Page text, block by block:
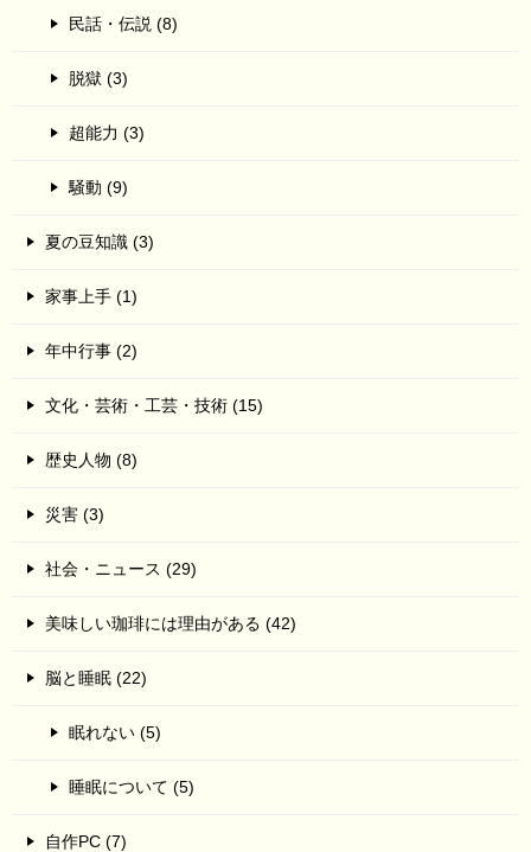
民話・伝説 (8)
脱獄 (3)
超能力 (3)
騒動 (9)
夏の豆知識 (3)
家事上手 (1)
年中行事 (2)
文化・芸術・工芸・技術 (15)
歴史人物 (8)
災害 (3)
社会・ニュース (29)
美味しい珈琲には理由がある (42)
脳と睡眠 (22)
眠れない (5)
睡眠について (5)
自作PC (7)